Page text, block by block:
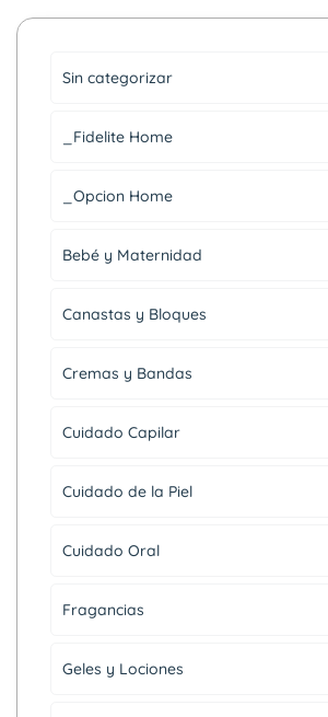
Sin categorizar
_Fidelite Home
_Opcion Home
Bebé y Maternidad
Canastas y Bloques
Cremas y Bandas
Cuidado Capilar
Cuidado de la Piel
Cuidado Oral
Fragancias
Geles y Lociones